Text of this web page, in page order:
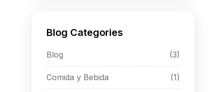
Blog Categories
Blog (3)
Comida y Bebida (1)